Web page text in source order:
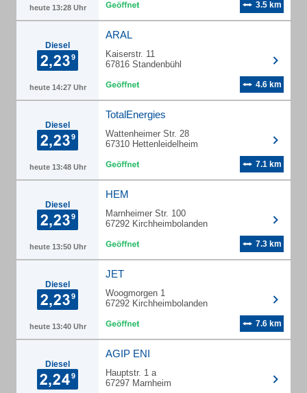
heute 13:28 Uhr 3.5 km
Diesel
heute 14:27 Uhr
ARAL
Kaiserstr. 11
67816 Standenbühl
4.6 km
Diesel
heute 13:48 Uhr
TotalEnergies
Wattenheimer Str. 28
67310 Hettenleidelheim
7.1 km
Diesel
heute 13:50 Uhr
HEM
Marnheimer Str. 100
67292 Kirchheimbolanden
7.3 km
Diesel
heute 13:40 Uhr
JET
Woogmorgen 1
67292 Kirchheimbolanden
7.6 km
Diesel
AGIP ENI
Hauptstr. 1 a
67297 Marnheim